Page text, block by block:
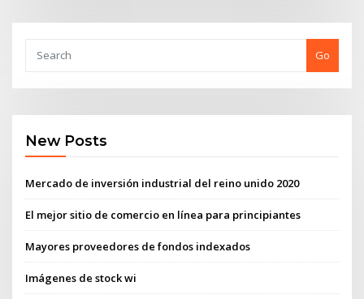
Go
New Posts
Mercado de inversión industrial del reino unido 2020
El mejor sitio de comercio en línea para principiantes
Mayores proveedores de fondos indexados
Imágenes de stock wi